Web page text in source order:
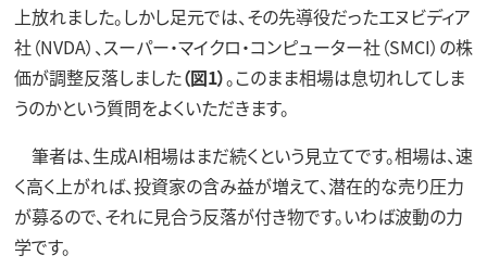
上放れました。しかし足元では、その先導役だったエヌビディア
社（NVDA）、スーパー・マイクロ・コンピューター社（SMCI）の株
価が調整反落しました（図1）。このまま相場は息切れしてしま
うのかという質問をよくいただきます。
筆者は、生成AI相場はまだ続くという見立てです。相場は、速
く高く上がれば、投資家の含み益が増えて、潜在的な売り圧力
が募るので、それに見合う反落が付き物です。いわば波動の力
学です。